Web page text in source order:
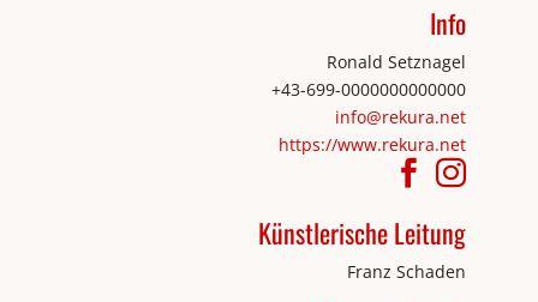
Info
Ronald Setznagel
+43-699-0000000000000
info@rekura.net
https://www.rekura.net
Künstlerische Leitung
Franz Schaden